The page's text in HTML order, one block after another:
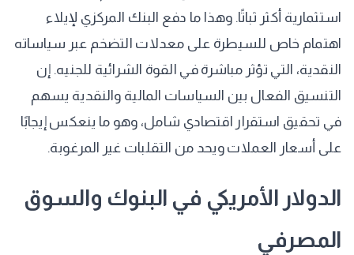
استثمارية أكثر ثباتًا. وهذا ما دفع البنك المركزي لإيلاء
اهتمام خاص للسيطرة على معدلات التضخم عبر سياساته
النقدية، التي تؤثر مباشرة في القوة الشرائية للجنيه. إن
التنسيق الفعال بين السياسات المالية والنقدية يسهم
في تحقيق استقرار اقتصادي شامل، وهو ما ينعكس إيجابًا
على أسعار العملات ويحد من التقلبات غير المرغوبة.
الدولار الأمريكي في البنوك والسوق
المصرفي